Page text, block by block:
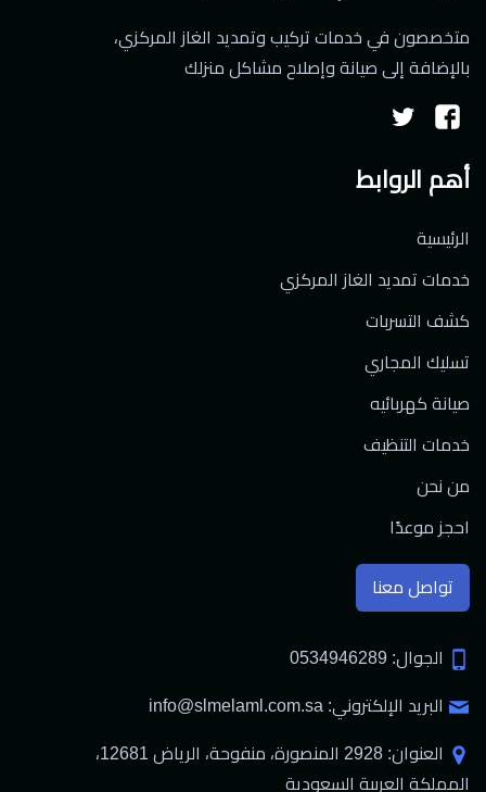
متخصصون في خدمات تركيب وتمديد الغاز المركزي،
بالإضافة إلى صيانة وإصلاح مشاكل منزلك
تابعنا
فيسبوكتويتر
أهم الروابط
الرئيسية
خدمات تمديد الغاز المركزي
كشف التسربات
تسليك المجاري
صيانة كهربائيه
خدمات التنظيف
من نحن
احجز موعدًا
تواصل معنا
الجوال: 0534946289
البريد الإلكتروني: info@slmelaml.com.sa
العنوان: 2928 المنصورة، منفوحة، الرياض 12681،
المملكة العربية السعودية